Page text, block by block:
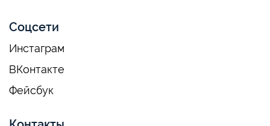
Соцсети
Инстаграм
ВКонтакте
Фейсбук